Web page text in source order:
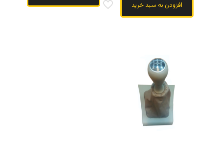
افزودن به سبد خرید